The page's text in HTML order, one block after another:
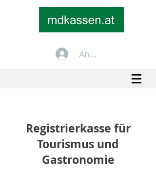
Anmelden
Registrierkasse für
Tourismus und
Gastronomie